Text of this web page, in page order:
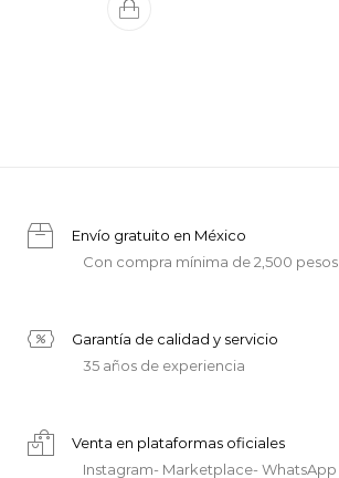
Envío gratuito en México
Con compra mínima de 2,500 pesos
Garantía de calidad y servicio
35 años de experiencia
Venta en plataformas oficiales
Instagram- Marketplace- WhatsApp